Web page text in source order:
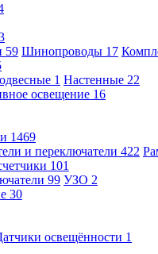
59 Шинопроводы 17
1 Настенные 22
освещение 16
1469
и переключатели 422
101
99 УЗО 2
30
освещённости 1